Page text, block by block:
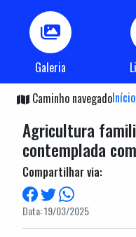
Galeria
Caminho navegadoInício
Agricultura
contemplada
Compartilhar via:
Data: 19/03/2025